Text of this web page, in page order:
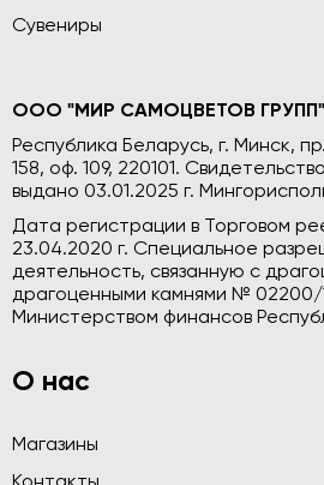
Сувениры
ООО "МИР САМОЦВЕТОВ ГРУПП"
Республика Беларусь, г. Минск,
158, оф. 109, 220101.
выдано 03.01.2025 г.
Дата регистрации в Торговом
23.04.2020 г. Специальное
деятельность, связанную с
драгоценными камнями № 02200/
Министерством финансов
О нас
Магазины